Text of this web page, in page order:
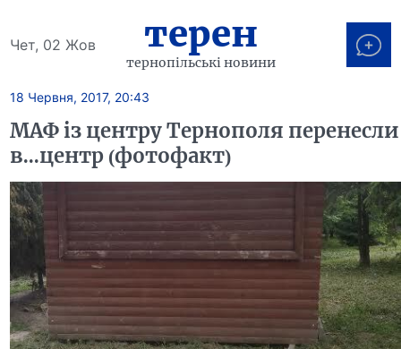
Чет, 02 Жов терен
тернопільські новини
18 Червня, 2017, 20:43
МАФ із центру Тернополя перенесли
в...центр (фотофакт)